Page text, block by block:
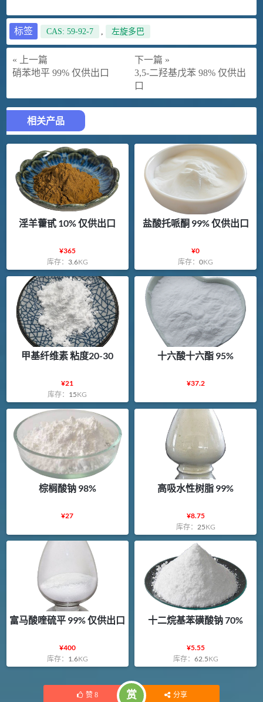
标签 CAS: 59-92-7 , 左旋多巴
« 上一篇
硝苯地平 99% 仅供出口
下一篇 »
3,5-二羟基戊苯 98% 仅供出
口
相关产品
淫羊藿甙 10% 仅供出口
¥365
库存： 3.6KG
盐酸托哌酮 99% 仅供出口
¥0
库存：0KG
甲基纤维素 粘度20-30
¥21
库存： 15KG
十六酸十六酯 95%
¥37.2
棕榈酸钠 98%
¥27
高吸水性树脂 99%
¥8.75
库存： 25KG
富马酸喹硫平 99% 仅供出口
¥400
库存： 1.6KG
十二烷基苯磺酸钠 70%
¥5.55
库存： 62.5KG
赞 8 赏 分享